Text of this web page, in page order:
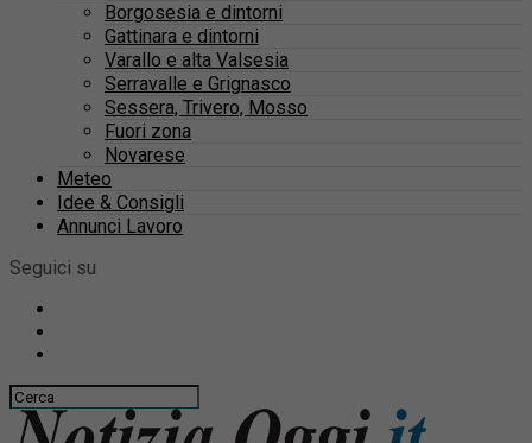
Borgosesia e dintorni
Gattinara e dintorni
Varallo e alta Valsesia
Serravalle e Grignasco
Sessera, Trivero, Mosso
Fuori zona
Novarese
Meteo
Idee & Consigli
Annunci Lavoro
Seguici su